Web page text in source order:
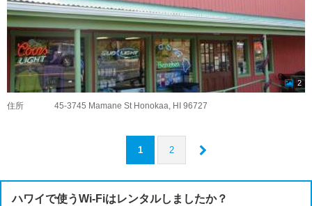
2
住所 45-3745 Mamane St Honokaa, HI 96727
1 2
ハワイで使うWi-Fiはレンタルしましたか？